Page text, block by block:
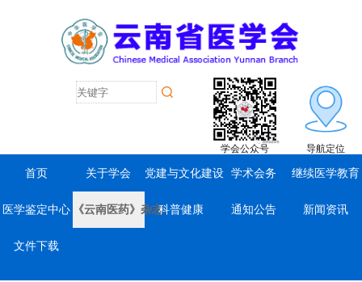
导航定位
学会公众号
首页 关于学会 党建与文化建设 学术会务 继续医学教育
医学鉴定中心 《云南医药》杂志科普健康 通知公告 新闻资讯
文件下载